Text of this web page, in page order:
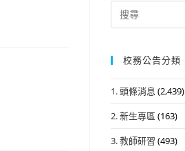
Search
for:
校務公告分類
1. 頭條消息 (2,439)
2. 新生專區 (163)
3. 教師研習 (493)